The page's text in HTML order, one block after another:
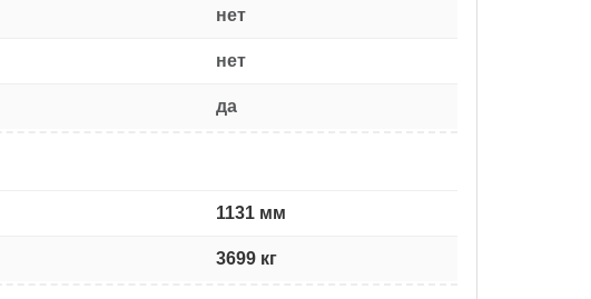
нет
нет
да
1131 мм
3699 кг